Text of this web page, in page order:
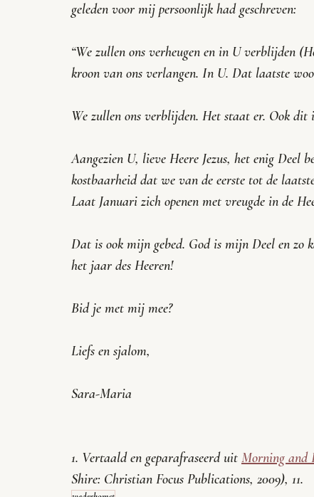
geleden voor mij persoonlijk had geschreven:
“We zullen ons verheugen en in U verblijden
kroon van ons verlangen. In U. Dat laatste
We zullen ons verblijden. Het staat er. Ook
Aangezien U, lieve Heere Jezus, het enig Deel
kostbaarheid dat we van de eerste tot de
Laat Januari zich openen met vreugde in de
Dat is ook mijn gebed. God is mijn Deel en
het jaar des Heeren!
Bid je met mij mee?
Liefs en sjalom,
Sara-Maria
1. Vertaald en geparafraseerd uit Morning and
Shire: Christian Focus Publications, 2009), 11.